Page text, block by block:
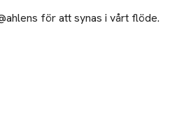
för att synas i vårt flöde.